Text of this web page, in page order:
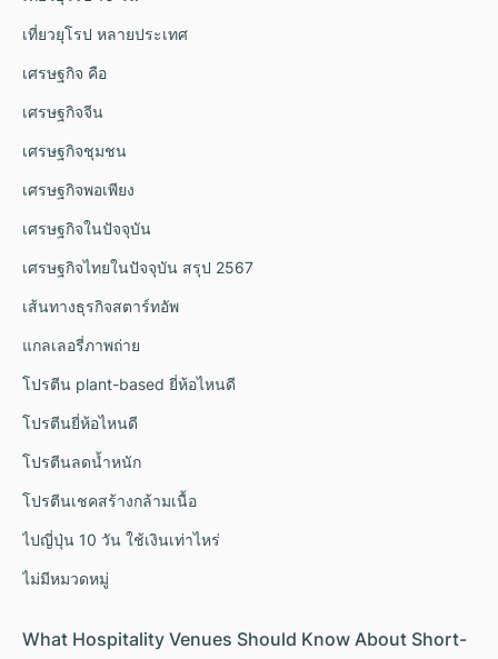
เที่ยวยุโรป หลายประเทศ
เศรษฐกิจ คือ
เศรษฐกิจจีน
เศรษฐกิจชุมชน
เศรษฐกิจพอเพียง
เศรษฐกิจในปัจจุบัน
เศรษฐกิจไทยในปัจจุบัน สรุป 2567
เส้นทางธุรกิจสตาร์ทอัพ
แกลเลอรี่ภาพถ่าย
โปรตีน plant-based ยี่ห้อไหนดี
โปรตีนยี่ห้อไหนดี
โปรตีนลดน้ำหนัก
โปรตีนเชคสร้างกล้ามเนื้อ
ไปญี่ปุ่น 10 วัน ใช้เงินเท่าไหร่
ไม่มีหมวดหมู่
What Hospitality Venues Should Know About Short-